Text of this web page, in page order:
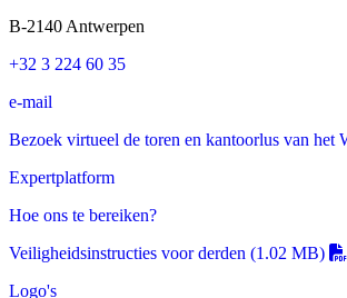
B-2140 Antwerpen
+32 3 224 60 35
e-mail
Bezoek virtueel de toren en kantoorlus van het
Expertplatform
Hoe ons te bereiken?
Veiligheidsinstructies voor derden (1.02 MB)
Logo's